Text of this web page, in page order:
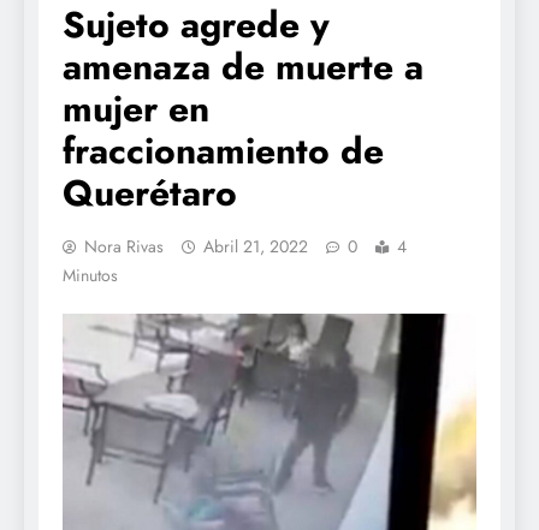
Sujeto agrede y
amenaza de muerte a
mujer en
fraccionamiento de
Querétaro
Nora Rivas Abril 21, 2022 0
4
Minutos